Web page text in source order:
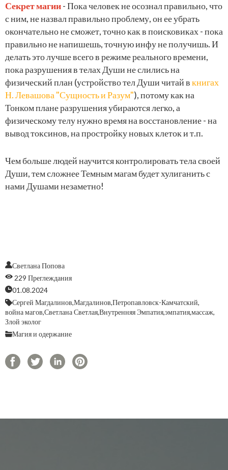
Секрет магии- Пока человек не осознал правильно, что
с ним, не назвал правильно проблему, он ее убрать
окончательно не сможет, точно как в поисковиках - пока
правильно не напишешь, точную инфу не получишь. И
делать это лучше всего в режиме реального времени,
пока разрушения в телах Души не слились на
физический план (устройство тел Души читай вкнигах
Н. Левашова "Сущность и Разум"), потому как на
Тонком плане разрушения убираются легко, а
физическому телу нужно время на восстановление - на
вывод токсинов, на простройку новых клеток и т.п.
Чем больше людей научится контролировать тела своей
Души, тем сложнее Темным магам будет хулиганить с
нами Душами незаметно!
Светлана Попова
229 Преглеждания
01.08.2024
Сергей Магдалинов,Магдалинов,Петропавловск-Камчатский,
война магов,Светлана Светлая,Внутренняя Эмпатия,эмпатия,массаж,
Злой эколог
Магия и одержание